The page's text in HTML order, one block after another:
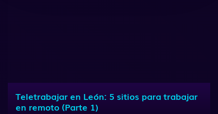
Teletrabajar en León: 5 sitios para trabajar
en remoto (Parte 1)